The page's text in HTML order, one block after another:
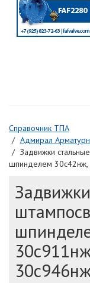
Справочник ТПА
Адмирал
Задвижки
шпинделем 30c42нж,